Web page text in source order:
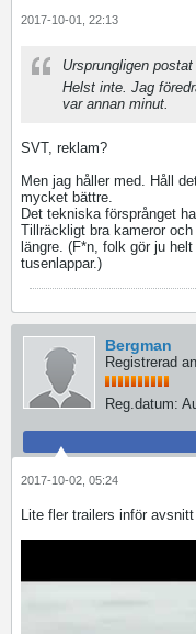
2017-10-01, 22:13
Ursprungligen
Helst inte. Jag
var annan minut.
SVT, reklam?
Men jag håller med. Håll
mycket bättre.
Det tekniska försprånget
Tillräckligt bra kameror
längre. (F*n, folk gör ju
tusenlappar.)
Bergman
Registrerad
Reg.datum:
2017-10-02, 05:24
Lite fler trailers inför avsnitt